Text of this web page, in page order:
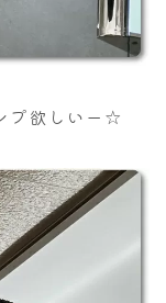
プ欲しいー☆